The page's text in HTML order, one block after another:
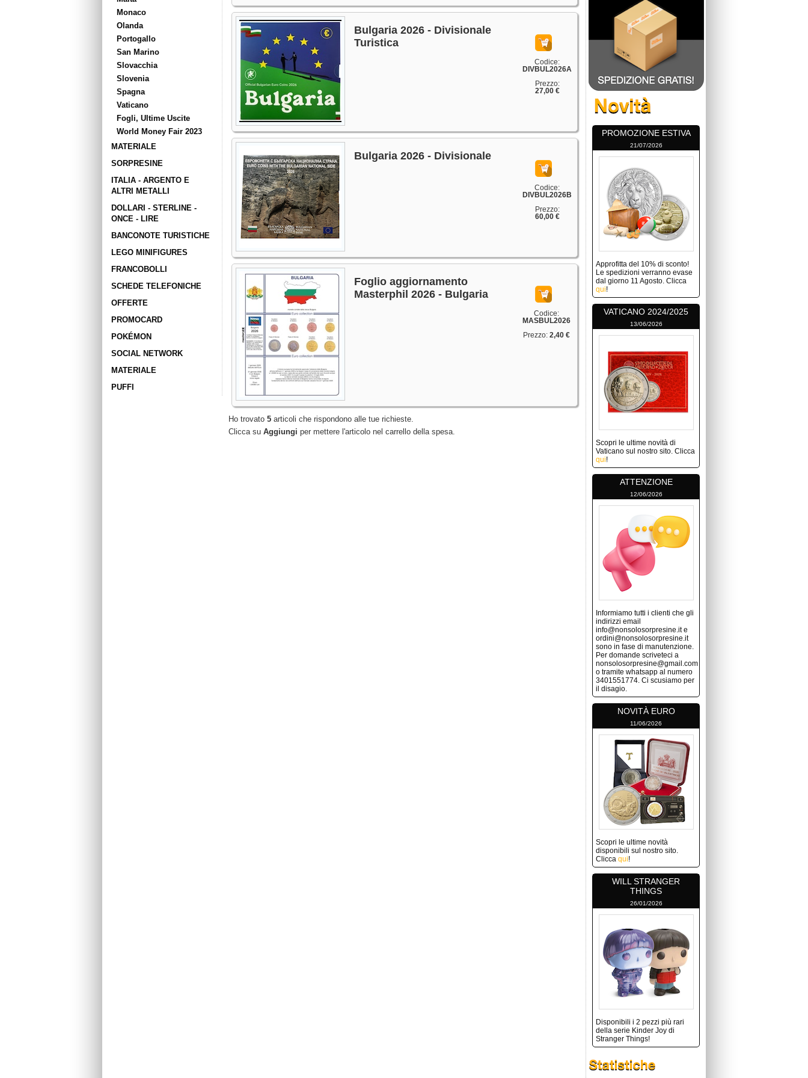
Monaco
Olanda
Portogallo
San Marino
Slovacchia
Slovenia
Spagna
Vaticano
Fogli, Ultime Uscite
World Money Fair 2023
MATERIALE
SORPRESINE
ITALIA - ARGENTO E
ALTRI METALLI
DOLLARI - STERLINE -
ONCE - LIRE
BANCONOTE TURISTICHE
LEGO MINIFIGURES
FRANCOBOLLI
SCHEDE TELEFONICHE
OFFERTE
PROMOCARD
POKÉMON
SOCIAL NETWORK
MATERIALE
PUFFI
Codice:
DIVBUL2026A
Prezzo:
27,00 €
Bulgaria 2026 - Divisionale
Turistica
Codice:
DIVBUL2026B
Prezzo:
60,00 €
Bulgaria 2026 - Divisionale
Codice:
MASBUL2026
Prezzo: 2,40 €
Foglio aggiornamento
Masterphil 2026 - Bulgaria
Ho trovato 5 articoli che rispondono alle tue richieste.
Clicca su Aggiungi per mettere l'articolo nel carrello della spesa.
PROMOZIONE ESTIVA
21/07/2026
Approfitta del 10% di sconto!
Le spedizioni verranno evase
dal giorno 11 Agosto. Clicca
qui!
VATICANO 2024/2025
13/06/2026
Scopri le ultime novità di
Vaticano sul nostro sito. Clicca
qui!
ATTENZIONE
12/06/2026
Informiamo tutti i clienti che gli
indirizzi email
info@nonsolosorpresine.it e
ordini@nonsolosorpresine.it
sono in fase di manutenzione.
Per domande scriveteci a
nonsolosorpresine@gmail.com
o tramite whatsapp al numero
3401551774. Ci scusiamo per
il disagio.
NOVITÀ EURO
11/06/2026
Scopri le ultime novità
disponibili sul nostro sito.
Clicca qui!
WILL STRANGER
THINGS
26/01/2026
Disponibili i 2 pezzi più rari
della serie Kinder Joy di
Stranger Things!